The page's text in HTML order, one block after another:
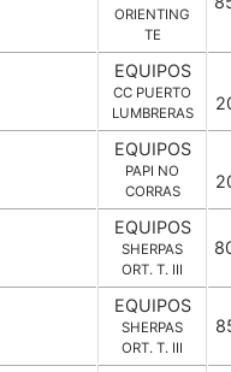
ORIENTING
TE
EQUIPOS
CC PUERTO
LUMBRERAS
EQUIPOS
PAPI NO
CORRAS
EQUIPOS
SHERPAS
ORT. T. III
EQUIPOS
SHERPAS
ORT. T. III